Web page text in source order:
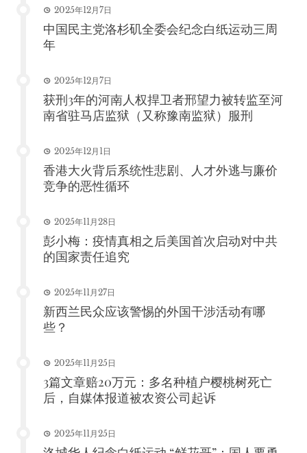
2025年12月7日
中国民主党洛杉矶全委会纪念白纸运动三周
年
2025年12月7日
获刑3年的河南人权捍卫者邢望力被转监至河
南省驻马店监狱（又称豫南监狱）服刑
2025年12月1日
香港大火背后系统性悲剧、人才外逃与廉价
竞争的恶性循环
2025年11月28日
彭小梅：疫情真相之后美国首次启动对中共
的国家责任追究
2025年11月27日
新西兰民众应该警惕的外国干涉活动有哪
些？
2025年11月25日
3篇文章赔20万元：多名种植户樱桃树死亡
后，自媒体报道被农资公司起诉
2025年11月25日